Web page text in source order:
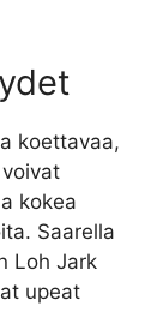
koettavaa,
kokea
Saarella
Loh Jark
upeat